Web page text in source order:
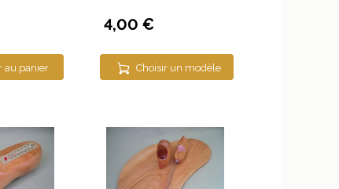
au panier
4,00 €
Choisir un modèle